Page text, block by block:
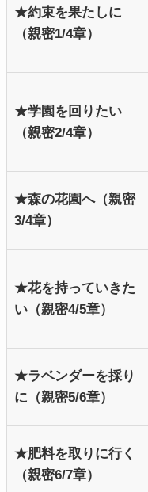
★約束を果たしに
（親密1/4章）
★学園を回りたい
（親密2/4章）
★森の花園へ（親密
3/4章）
★花を持っていきた
い（親密4/5章）
★ラベンダーを採り
に（親密5/6章）
★肥料を取りに行く
（親密6/7章）